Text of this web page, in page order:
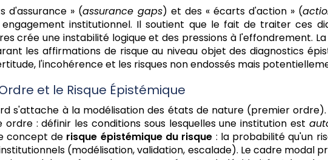
d'assurance » (assurance gaps) et des « écarts d'action » (
engagement institutionnel. Il soutient que le fait de traiter ces
crée une instabilité logique et des pressions à l'effondrement.
les affirmations de risque au niveau objet des diagnostics
l'incohérence et les risques non endossés mais
et le Risque Épistémique
s'attache à la modélisation des états de nature (premier
: définir les conditions sous lesquelles une institution est
concept de risque épistémique du risque : la probabilité qu'un
(modélisation, validation, escalade). Le cadre modal